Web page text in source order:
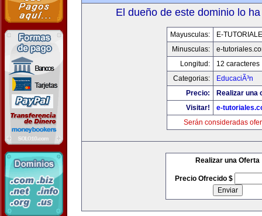
El dueño de este dominio lo
Mayusculas:
E-
Minusculas:
e-
Longitud:
12 caracteres
Categorias:
EducaciÃ³n
Precio:
Realizar una
Visitar!
e-
Serán consideradas
Realizar una Oferta
Precio Ofrecido $